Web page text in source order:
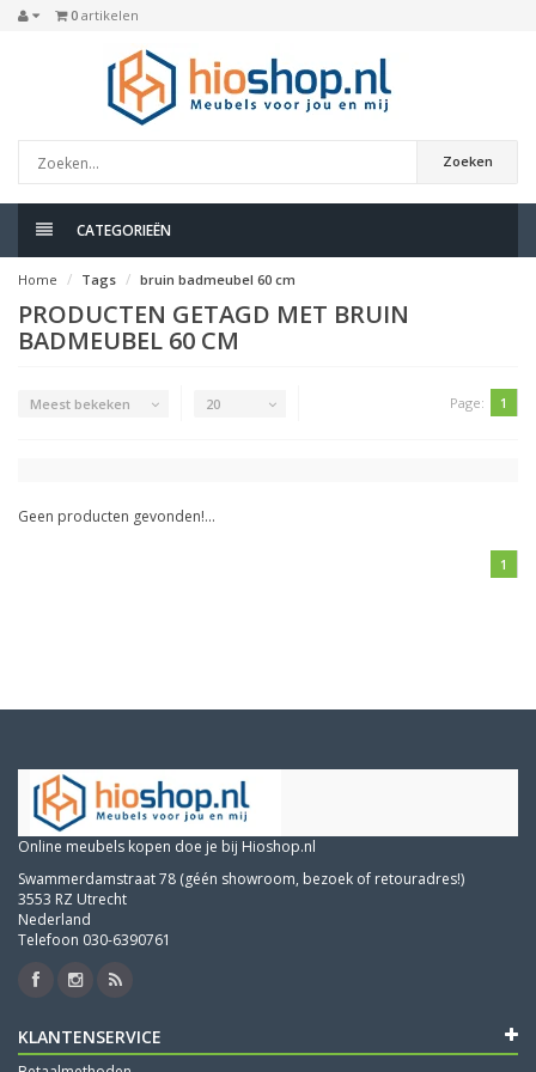
0 artikelen
Zoeken
CATEGORIEËN
Home Tags bruin badmeubel 60 cm
PRODUCTEN GETAGD MET BRUIN
BADMEUBEL 60 CM
Meest bekeken 20 Page: 1
Geen producten gevonden!...
1
Online meubels kopen doe je bij Hioshop.nl
Swammerdamstraat 78 (géén showroom, bezoek of retouradres!)
3553 RZ Utrecht
Nederland
Telefoon 030-6390761
KLANTENSERVICE